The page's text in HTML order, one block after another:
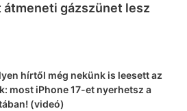
gázszünet lesz
hírtől még nekünk is leesett az
most iPhone 17-et nyerhetsz a
(videó)